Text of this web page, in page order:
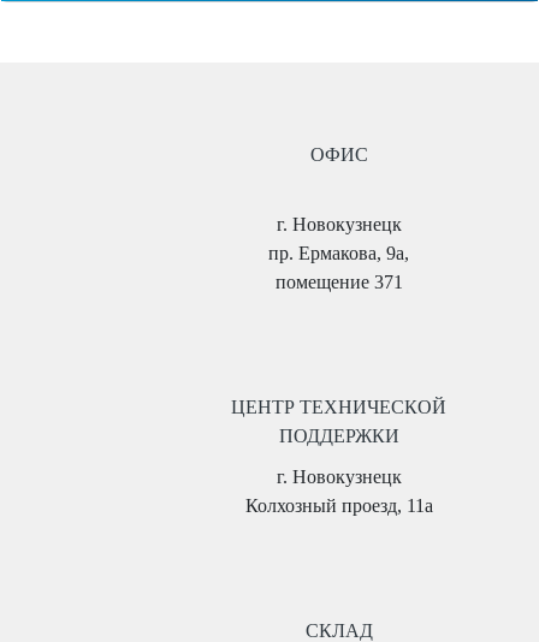
ОФИС
г. Новокузнецк
пр. Ермакова, 9а,
помещение 371
ЦЕНТР ТЕХНИЧЕСКОЙ
ПОДДЕРЖКИ
г. Новокузнецк
Колхозный проезд, 11а
СКЛАД